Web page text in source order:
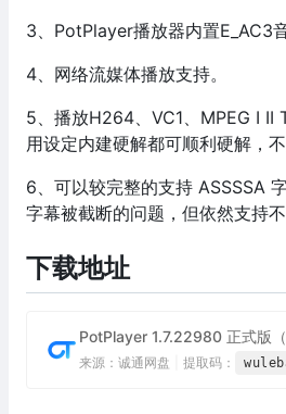
3、PotPlayer播放器内置E_AC3
4、网络流媒体播放支持。
5、播放H264、VC1、MPEG I II
用设定内建硬解都可顺利硬解，不
6、可以较完整的支持 ASSSSA
字幕被截断的问题，但依然支持不
下载地址
来源：诚通网盘 提取码：